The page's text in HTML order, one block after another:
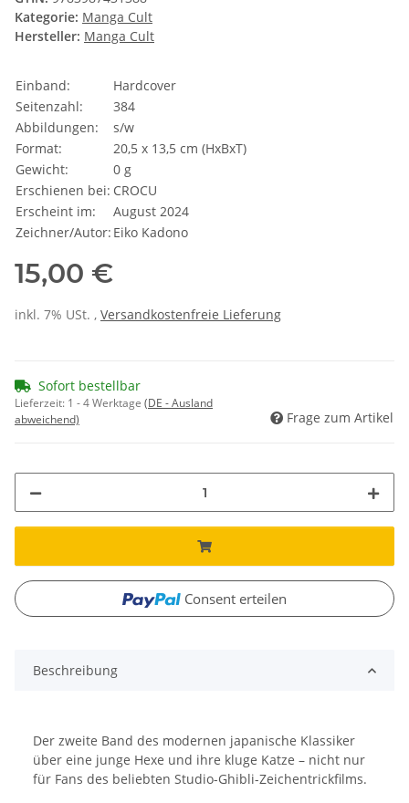
Kategorie: Manga Cult
Hersteller: Manga Cult
Einband:
Hardcover
Seitenzahl:
384
Abbildungen:
s/w
Format:
20,5 x 13,5 cm (HxBxT)
Gewicht:
0 g
Erschienen bei: CROCU
Erscheint im:
August 2024
Zeichner/Autor: Eiko Kadono
15,00 €
inkl. 7% USt. , Versandkostenfreie Lieferung
Sofort bestellbar
Lieferzeit: 1 - 4 Werktage (DE - Ausland
abweichend)
Frage zum Artikel
Consent erteilen
Beschreibung
Der zweite Band des modernen japanische Klassiker
über eine junge Hexe und ihre kluge Katze – nicht nur
für Fans des beliebten Studio-Ghibli-Zeichentrickfilms.